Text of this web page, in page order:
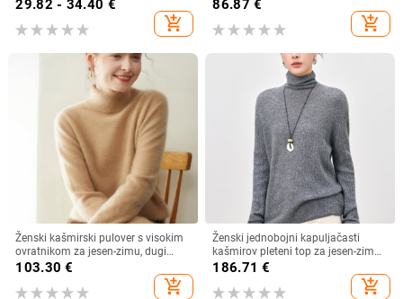
29.82 - 34.40 €
add_shopping_cart
86.87 €
add_shopping_cart
Ženski kašmirski pulover s visokim
ovratnikom za jesen-zimu, dugi
rukav, gusta pletenina
103.30 €
add_shopping_cart
Ženski jednobojni kapuljačasti
kašmirov pleteni top za jesen-zimu,
uski kroj, mekan, model 5905
186.71 €
add_shopping_cart